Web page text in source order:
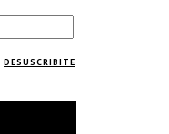
DESUSCRIBITE